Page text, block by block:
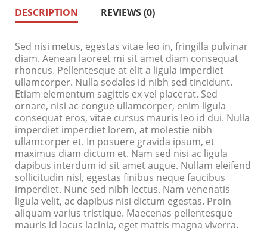
DESCRIPTION REVIEWS (0)
Sed nisi metus, egestas vitae leo in, fringilla pulvinar
diam. Aenean laoreet mi sit amet diam consequat
rhoncus. Pellentesque at elit a ligula imperdiet
ullamcorper. Nulla sodales id nibh sed tincidunt.
Etiam elementum sagittis ex vel placerat. Sed
ornare, nisi ac congue ullamcorper, enim ligula
consequat eros, vitae cursus mauris leo id dui. Nulla
imperdiet imperdiet lorem, at molestie nibh
ullamcorper et. In posuere gravida ipsum, et
maximus diam dictum et. Nam sed nisi ac ligula
dapibus interdum id sit amet augue. Nullam eleifend
sollicitudin nisl, egestas finibus neque faucibus
imperdiet. Nunc sed nibh lectus. Nam venenatis
ligula velit, ac dapibus nisi dictum egestas. Proin
aliquam varius tristique. Maecenas pellentesque
mauris id lacus lacinia, eget mattis magna viverra.